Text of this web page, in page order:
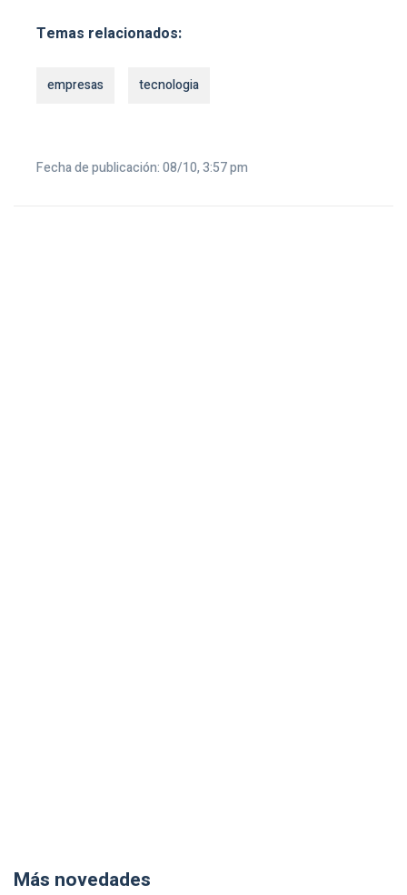
Temas relacionados:
empresas tecnologia
Fecha de publicación: 08/10, 3:57 pm
Más novedades